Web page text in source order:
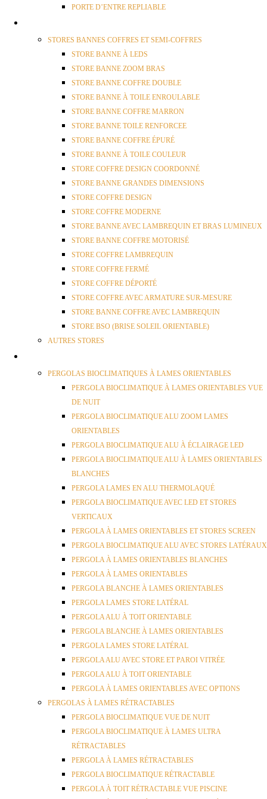
PORTE D’ENTRE REPLIABLE
STORES BANNES COFFRES ET SEMI-COFFRES
STORE BANNE À LEDS
STORE BANNE ZOOM BRAS
STORE BANNE COFFRE DOUBLE
STORE BANNE À TOILE ENROULABLE
STORE BANNE COFFRE MARRON
STORE BANNE TOILE RENFORCEE
STORE BANNE COFFRE ÉPURÉ
STORE BANNE À TOILE COULEUR
STORE COFFRE DESIGN COORDONNÉ
STORE BANNE GRANDES DIMENSIONS
STORE COFFRE DESIGN
STORE COFFRE MODERNE
STORE BANNE AVEC LAMBREQUIN ET BRAS LUMINEUX
STORE BANNE COFFRE MOTORISÉ
STORE COFFRE LAMBREQUIN
STORE COFFRE FERMÉ
STORE COFFRE DÉPORTÉ
STORE COFFRE AVEC ARMATURE SUR-MESURE
STORE BANNE COFFRE AVEC LAMBREQUIN
STORE BSO (BRISE SOLEIL ORIENTABLE)
AUTRES STORES
PERGOLAS BIOCLIMATIQUES À LAMES ORIENTABLES
PERGOLA BIOCLIMATIQUE À LAMES ORIENTABLES VUE
DE NUIT
PERGOLA BIOCLIMATIQUE ALU ZOOM LAMES
ORIENTABLES
PERGOLA BIOCLIMATIQUE ALU À ÉCLAIRAGE LED
PERGOLA BIOCLIMATIQUE ALU À LAMES ORIENTABLES
BLANCHES
PERGOLA LAMES EN ALU THERMOLAQUÉ
PERGOLA BIOCLIMATIQUE AVEC LED ET STORES
VERTICAUX
PERGOLA À LAMES ORIENTABLES ET STORES SCREEN
PERGOLA BIOCLIMATIQUE ALU AVEC STORES LATÉRAUX
PERGOLA À LAMES ORIENTABLES BLANCHES
PERGOLA À LAMES ORIENTABLES
PERGOLA BLANCHE À LAMES ORIENTABLES
PERGOLA LAMES STORE LATÉRAL
PERGOLA ALU À TOIT ORIENTABLE
PERGOLA BLANCHE À LAMES ORIENTABLES
PERGOLA LAMES STORE LATÉRAL
PERGOLA ALU AVEC STORE ET PAROI VITRÉE
PERGOLA ALU À TOIT ORIENTABLE
PERGOLA À LAMES ORIENTABLES AVEC OPTIONS
PERGOLAS À LAMES RÉTRACTABLES
PERGOLA BIOCLIMATIQUE VUE DE NUIT
PERGOLA BIOCLIMATIQUE À LAMES ULTRA
RÉTRACTABLES
PERGOLA À LAMES RÉTRACTABLES
PERGOLA BIOCLIMATIQUE RÉTRACTABLE
PERGOLA À TOIT RÉTRACTABLE VUE PISCINE